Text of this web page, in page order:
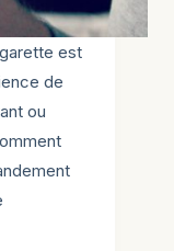
est
de
ou